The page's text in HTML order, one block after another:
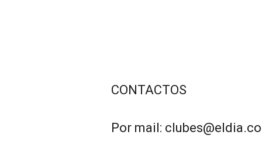
CONTACTOS
Por mail: